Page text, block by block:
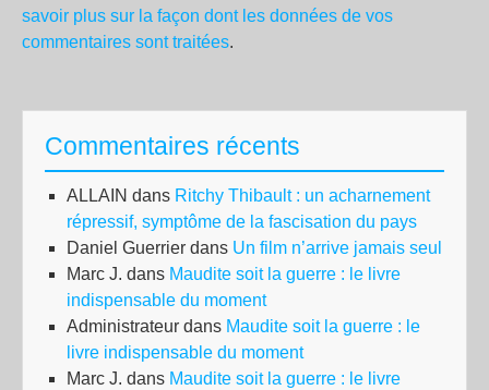
savoir plus sur la façon dont les données de vos
commentaires sont traitées.
Commentaires récents
ALLAIN dans Ritchy Thibault : un acharnement
répressif, symptôme de la fascisation du pays
Daniel Guerrier dans Un film n’arrive jamais seul
Marc J. dans Maudite soit la guerre : le livre
indispensable du moment
Administrateur dans Maudite soit la guerre : le
livre indispensable du moment
Marc J. dans Maudite soit la guerre : le livre